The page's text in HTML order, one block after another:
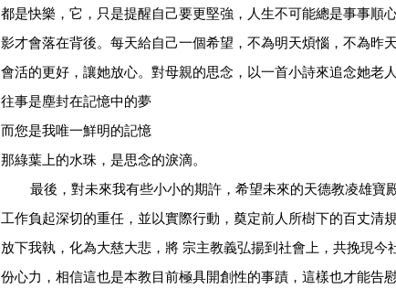
都是快樂，它，只是提醒自己要更堅強，人生不可能總是事事順
影才會落在背後。每天給自己一個希望，不為明天煩惱，不為昨
會活的更好，讓她放心。對母親的思念，以一首小詩來追念她老人
往事是塵封在記憶中的夢
而您是我唯一鮮明的記憶
那綠葉上的水珠，是思念的淚滴。
最後，對未來我有些小小的期許，希望未來的天德教凌雄寶
工作負起深切的重任，並以實際行動，奠定前人所樹下的百丈清
放下我執，化為大慈大悲，將 宗主教義弘揚到社會上，共挽現今
份心力，相信這也是本教目前極具開創性的事蹟，這樣也才能告